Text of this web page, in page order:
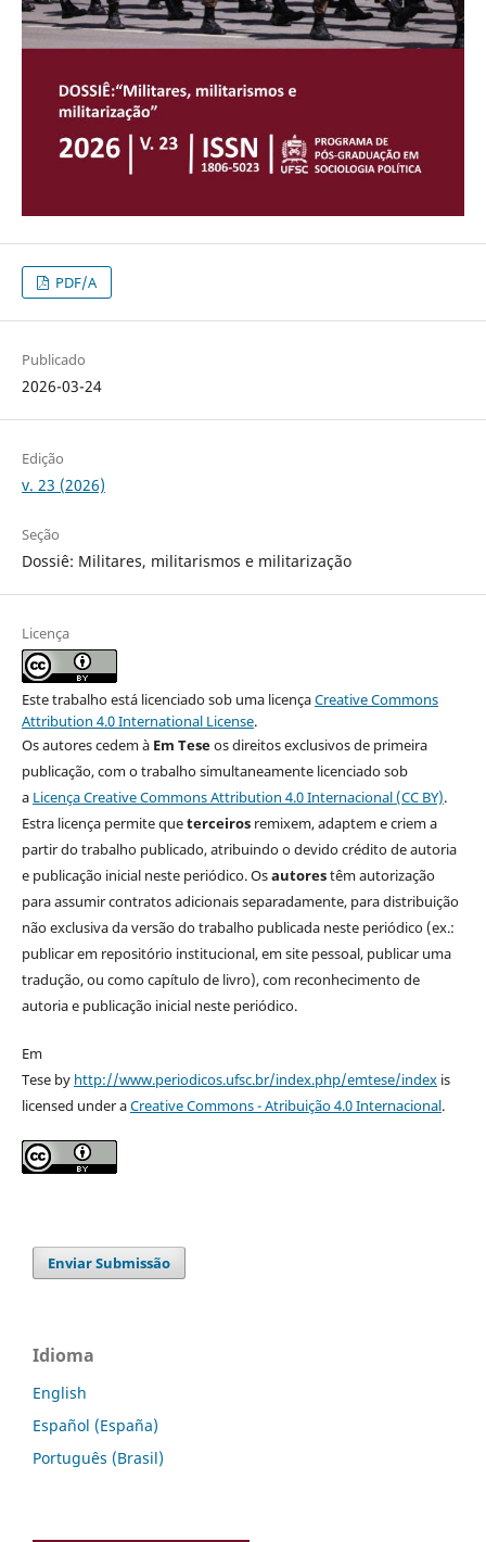
PDF/A
Publicado
2026-03-24
Edição
v. 23 (2026)
Seção
Dossiê: Militares, militarismos e militarização
Licença
Este trabalho está licenciado sob uma licençaCreative Commons
Attribution 4.0 International License.
Os autores cedem à Em Teseos direitos exclusivos de primeira
publicação, com o trabalho simultaneamente licenciado sob
a Licença Creative Commons Attribution 4.0 Internacional (CC BY).
Estra licença permite queterceirosremixem, adaptem e criem a
partir do trabalho publicado, atribuindo o devido crédito de autoria
e publicação inicial neste periódico. Osautorestêm autorização
para assumir contratos adicionais separadamente, para distribuição
não exclusiva da versão do trabalho publicada neste periódico (ex.:
publicar em repositório institucional, em site pessoal, publicar uma
tradução, ou como capítulo de livro), com reconhecimento de
autoria e publicação inicial neste periódico.
Em
Tese by http://www.periodicos.ufsc.br/index.php/emtese/indexis
licensed under aCreative Commons - Atribuição 4.0 Internacional.
Enviar Submissão
Idioma
English
Español (España)
Português (Brasil)